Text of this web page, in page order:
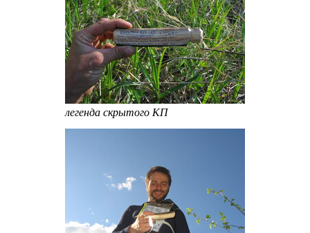
легенда скрытого КП